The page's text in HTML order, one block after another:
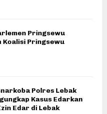
Pringsewu
Koalisi Pringsewu
Polres Lebak
Kasus Edarkan
Edar di Lebak